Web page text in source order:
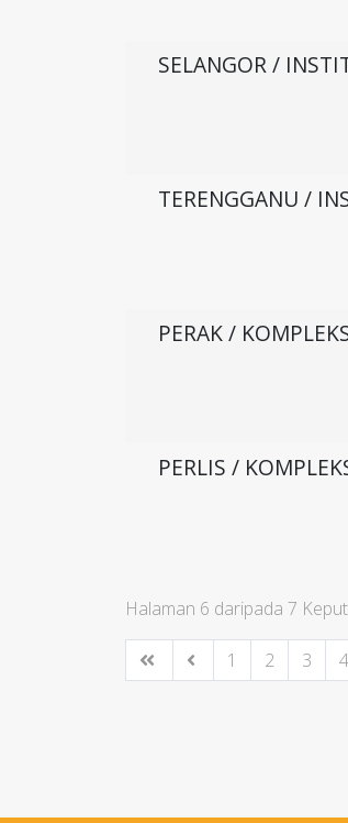
SELANGOR /
TERENGGANU /
PERAK /
PERLIS /
Halaman 6 daripada 7
1 2 3 4